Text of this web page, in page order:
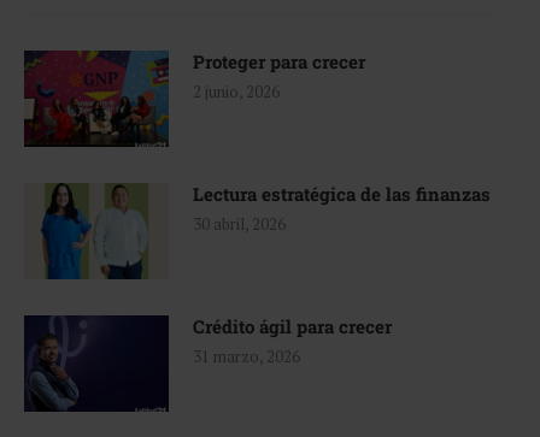
Proteger para crecer
2 junio, 2026
Lectura estratégica de las finanzas
30 abril, 2026
Crédito ágil para crecer
31 marzo, 2026